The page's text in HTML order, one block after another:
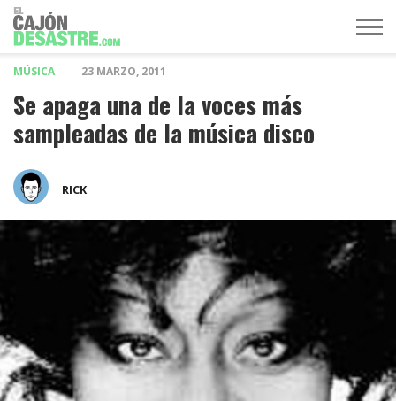
MÚSICA 23 MARZO, 2011
Se apaga una de la voces más
sampleadas de la música disco
RICK